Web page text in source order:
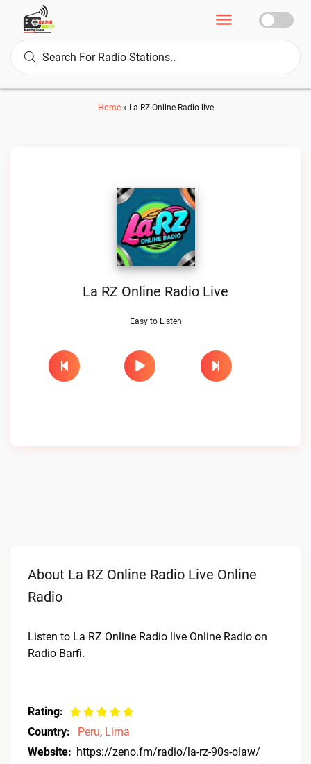
Home» La RZ Online Radio live
La RZ Online Radio Live
Easy to Listen
About La RZ Online Radio Live Online
Radio
Listen to La RZ Online Radio live Online Radio on
Radio Barfi.
Rating:
Country:
Peru, Lima
Website: https://zeno.fm/radio/la-rz-90s-olaw/